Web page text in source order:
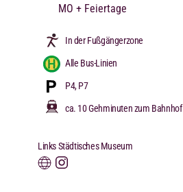
MO + Feiertage
In der Fußgängerzone
Alle Bus-Linien
P4, P7
ca. 10 Gehminuten zum Bahnhof
Links Städtisches Museum